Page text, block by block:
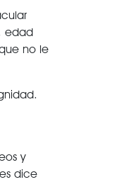
edad
no le
y
dice